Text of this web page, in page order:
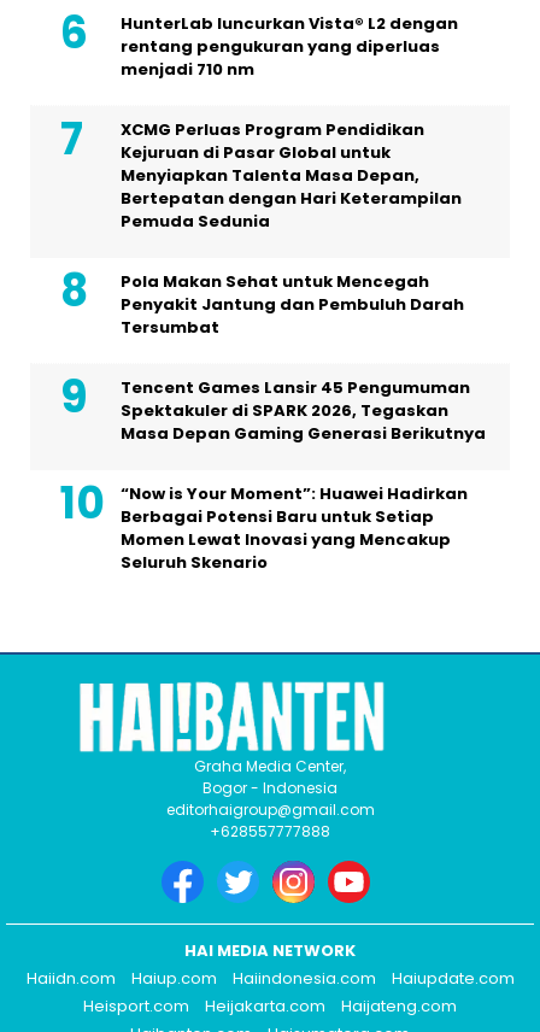
HunterLab luncurkan Vista® L2 dengan
rentang pengukuran yang diperluas
menjadi 710 nm
XCMG Perluas Program Pendidikan
Kejuruan di Pasar Global untuk
Menyiapkan Talenta Masa Depan,
Bertepatan dengan Hari Keterampilan
Pemuda Sedunia
Pola Makan Sehat untuk Mencegah
Penyakit Jantung dan Pembuluh Darah
Tersumbat
Tencent Games Lansir 45 Pengumuman
Spektakuler di SPARK 2026, Tegaskan
Masa Depan Gaming Generasi Berikutnya
“Now is Your Moment”: Huawei Hadirkan
Berbagai Potensi Baru untuk Setiap
Momen Lewat Inovasi yang Mencakup
Seluruh Skenario
Graha Media Center,
Bogor - Indonesia
editorhaigroup@gmail.com
+628557777888
HAI MEDIA NETWORK
Haiidn.com
Haiup.com Haiindonesia.com
Haiupdate.com
Heisport.com
Heijakarta.com
Haijateng.com